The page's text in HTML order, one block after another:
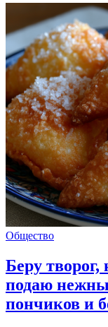
Общество
Беру
подаю
пончиков и